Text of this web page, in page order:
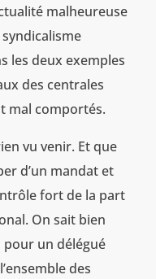
malheureuse
les deux exemples
des centrales
mal comportés.
vu venir. Et que
d’un mandat et
fort de la part
On sait bien
pour un délégué
des